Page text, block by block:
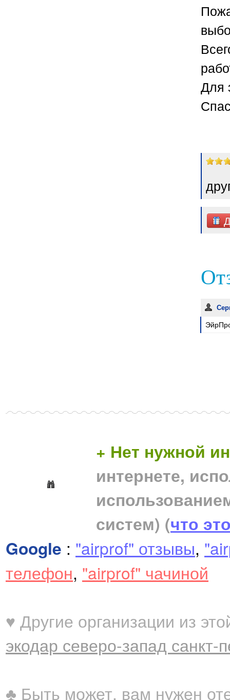
Для
+ Нет нужной
интернете,
систем) (что
Google : "airprof" отзывы,
телефон, "airprof" чачиной
♥ Другие организации из
экодар северо-запад санкт-
♣ Быть может, вам нужен